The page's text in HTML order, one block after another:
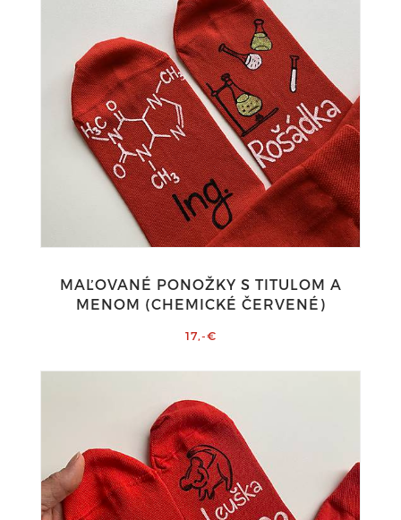
MAĽOVANÉ PONOŽKY S TITULOM A
MENOM (CHEMICKÉ ČERVENÉ)
17,-€